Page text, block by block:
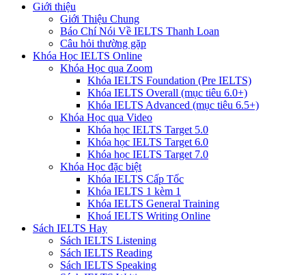
Giới thiệu
Giới Thiệu Chung
Báo Chí Nói Về IELTS Thanh Loan
Câu hỏi thường gặp
Khóa Học IELTS Online
Khóa Học qua Zoom
Khóa IELTS Foundation (Pre IELTS)
Khóa IELTS Overall (mục tiêu 6.0+)
Khóa IELTS Advanced (mục tiêu 6.5+)
Khóa Học qua Video
Khóa học IELTS Target 5.0
Khóa học IELTS Target 6.0
Khóa học IELTS Target 7.0
Khóa Học đặc biệt
Khóa IELTS Cấp Tốc
Khóa IELTS 1 kèm 1
Khóa IELTS General Training
Khoá IELTS Writing Online
Sách IELTS Hay
Sách IELTS Listening
Sách IELTS Reading
Sách IELTS Speaking